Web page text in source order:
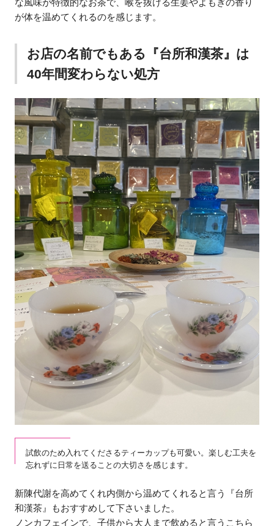
が体を温めてくれるのを感じます。
お店の名前でもある『台所和漢茶』は
40年間変わらない処方
試飲のため入れてくださるティーカップも可愛い。楽しむ工夫を
忘れずに日常を送ることの大切さを感じます。
新陳代謝を高めてくれ内側から温めてくれると言う『台所
和漢茶』もおすすめして下さいました。
ノンカフェインで、子供から大人まで飲めると言うこちら